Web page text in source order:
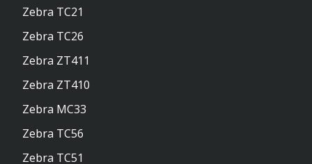
Zebra TC21
Zebra TC26
Zebra ZT411
Zebra ZT410
Zebra MC33
Zebra TC56
Zebra TC51